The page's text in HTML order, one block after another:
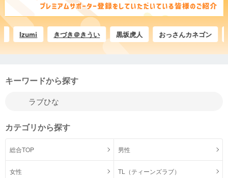
Izumi きづき＠きうい 黒坂虎人 おっさんカネゴン
キーワードから探す
カテゴリから探す
総合TOP 男性
女性 TL（ティーンズラブ）